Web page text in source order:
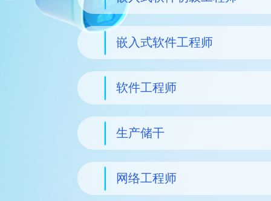
嵌入式软件工程师
软件工程师
生产储干
网络工程师